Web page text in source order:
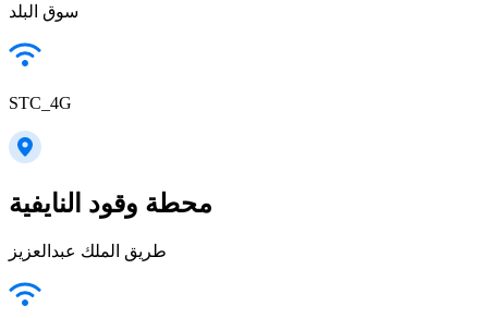
سوق البلد
STC_4G
محطة وقود النايفية
طريق الملك عبدالعزيز